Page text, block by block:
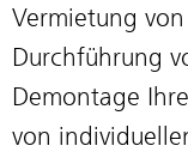
Vermietung
Durchführung
Demontage
von